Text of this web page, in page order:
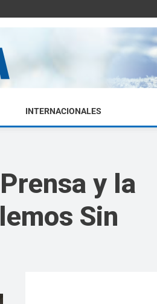
INTERNACIONALES
y la
Sin